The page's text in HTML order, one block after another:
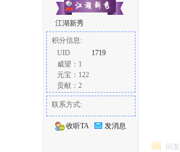
江湖新秀
积分信息:
UID
1719
威望：1
元宝：122
贡献：2
联系方式:
收听TA 发消息
回复